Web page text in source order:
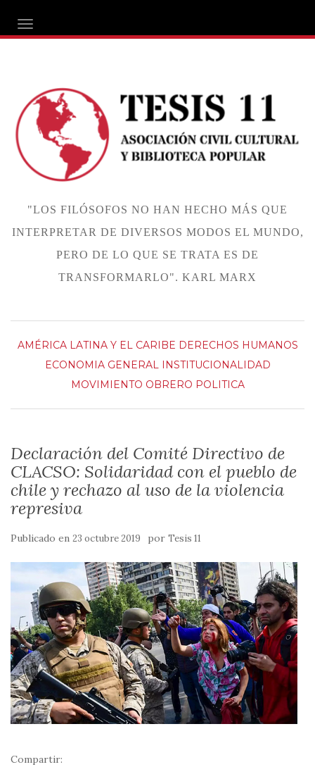
ALTERNAR NAVEGACIÓN
"LOS FILÓSOFOS NO HAN HECHO MÁS QUE
INTERPRETAR DE DIVERSOS MODOS EL MUNDO,
PERO DE LO QUE SE TRATA ES DE
TRANSFORMARLO". KARL MARX
AMÉRICA LATINA Y EL CARIBE DERECHOS HUMANOS
ECONOMIA GENERAL
INSTITUCIONALIDAD
MOVIMIENTO OBRERO POLITICA
Declaración del Comité Directivo de
CLACSO: Solidaridad con el pueblo de
chile y rechazo al uso de la violencia
represiva
Publicado en 23 octubre 2019 por Tesis 11
Compartir: